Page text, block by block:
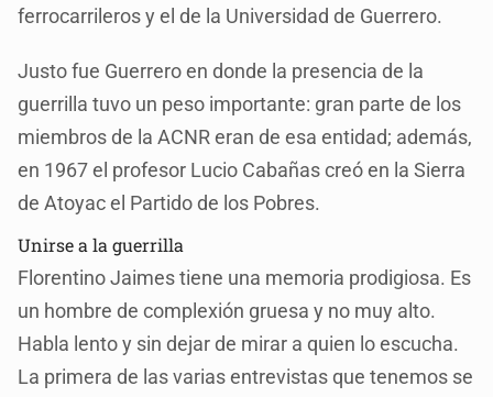
ferrocarrileros y el de la Universidad de Guerrero.
Justo fue Guerrero en donde la presencia de la
guerrilla tuvo un peso importante: gran parte de los
miembros de la ACNR eran de esa entidad; además,
en 1967 el profesor Lucio Cabañas creó en la Sierra
de Atoyac el Partido de los Pobres.
Unirse a la guerrilla
Florentino Jaimes tiene una memoria prodigiosa. Es
un hombre de complexión gruesa y no muy alto.
Habla lento y sin dejar de mirar a quien lo escucha.
La primera de las varias entrevistas que tenemos se